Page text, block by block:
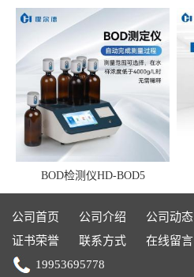
BOD检测仪HD-BOD5
公司首页 公司介绍 公司动态
证书荣誉
联系方式
在线留言
19953695778